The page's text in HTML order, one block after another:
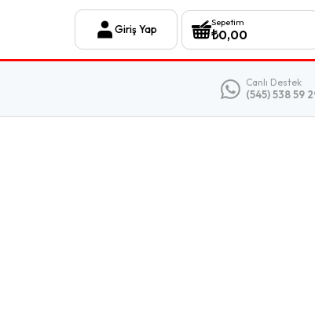
Giriş Yap
Sepetim
₺0,00
Canlı Destek
(545) 538 59